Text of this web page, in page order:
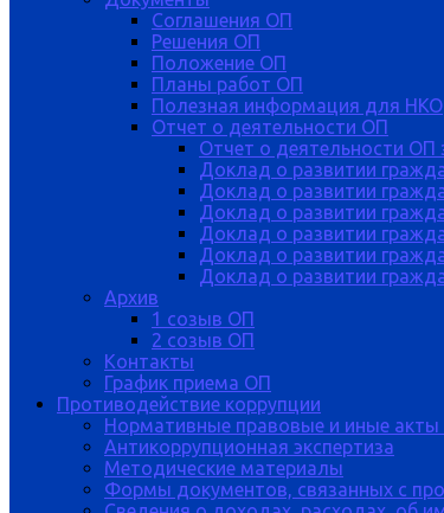
Соглашения ОП
Решения ОП
Положение ОП
Планы работ ОП
Полезная информация для НКО
Отчет о деятельности ОП
Отчет о деятельности ОП
Доклад о развитии
Доклад о развитии
Доклад о развитии
Доклад о развитии
Доклад о развитии
Доклад о развитии
Архив
1 созыв ОП
2 созыв ОП
Контакты
График приема ОП
Противодействие коррупции
Нормативные правовые и иные акты
Антикоррупционная экспертиза
Методические материалы
Формы документов, связанных с